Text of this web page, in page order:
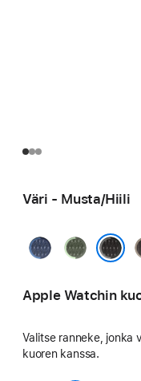
Väri - Musta/Hiili
Sininen/Vihreä/Neon
Apple Watchin
Valitse ranneke, jonka
kuoren kanssa.